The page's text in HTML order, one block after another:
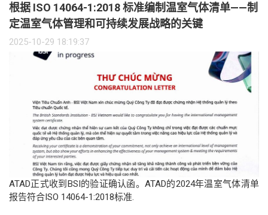
根据 ISO 14064-1:2018 标准编制温室气体清单——制
定温室气体管理和可持续发展战略的关键
2025-10-29 18:19:37
ATAD正式收到BSI的验证确认函。ATAD的2024年温室气体清单
报告符合ISO 14064-1:2018标准.